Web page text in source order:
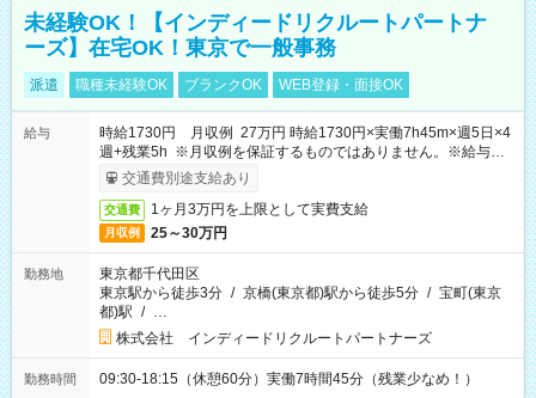
未経験OK！【インディードリクルートパートナ
ーズ】在宅OK！東京で一般事務
派遣 職種未経験OK ブランクOK WEB登録・面接OK
給与
時給1730円 月収例 27万円 時給1730円×実働7h45m×週5日×4
週+残業5h ※月収例を保証するものではありません。※給与即
受取りサービス利用可（利用条件有）
交通費別途支給あり
交通費 1ヶ月3万円を上限として実費支給
月収例 25～30万円
勤務地
東京都千代田区
東京駅から徒歩3分 / 京橋(東京都)駅から徒歩5分 / 宝町(東京
都)駅 / …
株式会社 インディードリクルートパートナーズ
勤務時間 09:30-18:15（休憩60分）実働7時間45分（残業少なめ！）